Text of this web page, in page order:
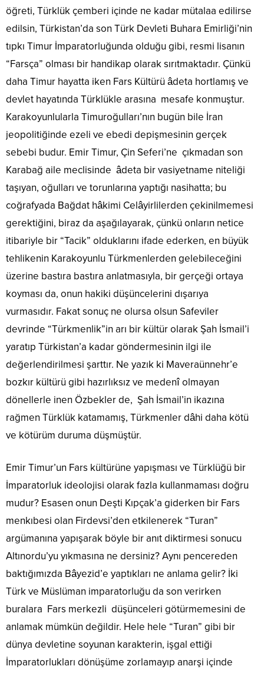
öğreti, Türklük çemberi içinde ne kadar mütalaa edilirse
edilsin, Türkistan’da son Türk Devleti Buhara Emirliği’nin
tıpkı Timur İmparatorluğunda olduğu gibi, resmi lisanın
“Farsça” olması bir handikap olarak sırıtmaktadır. Çünkü
daha Timur hayatta iken Fars Kültürü âdeta hortlamış ve
devlet hayatında Türklükle arasına mesafe konmuştur.
Karakoyunlularla Timuroğulları’nın bugün bile İran
jeopolitiğinde ezeli ve ebedi depişmesinin gerçek
sebebi budur. Emir Timur, Çin Seferi’ne çıkmadan son
Karabağ aile meclisinde âdeta bir vasiyetname niteliği
taşıyan, oğulları ve torunlarına yaptığı nasihatta; bu
coğrafyada Bağdat hâkimi Celâyirlilerden çekinilmemesi
gerektiğini, biraz da aşağılayarak, çünkü onların netice
itibariyle bir “Tacik” olduklarını ifade ederken, en büyük
tehlikenin Karakoyunlu Türkmenlerden gelebileceğini
üzerine bastıra bastıra anlatmasıyla, bir gerçeği ortaya
koyması da, onun hakiki düşüncelerini dışarıya
vurmasıdır. Fakat sonuç ne olursa olsun Safeviler
devrinde “Türkmenlik”in arı bir kültür olarak Şah İsmail’i
yaratıp Türkistan’a kadar göndermesinin ilgi ile
değerlendirilmesi şarttır. Ne yazık ki Maveraünnehr’e
bozkır kültürü gibi hazırlıksız ve medenî olmayan
dönellerle inen Özbekler de, Şah İsmail’in ikazına
rağmen Türklük katamamış, Türkmenler dâhi daha kötü
ve kötürüm duruma düşmüştür.
Emir Timur’un Fars kültürüne yapışması ve Türklüğü bir
İmparatorluk ideolojisi olarak fazla kullanmaması doğru
mudur? Esasen onun Deşti Kıpçak’a giderken bir Fars
menkıbesi olan Firdevsi’den etkilenerek “Turan”
argümanına yapışarak böyle bir anıt diktirmesi sonucu
Altınordu’yu yıkmasına ne dersiniz? Aynı pencereden
baktığımızda Bâyezid’e yaptıkları ne anlama gelir? İki
Türk ve Müslüman imparatorluğu da son verirken
buralara Fars merkezli düşünceleri götürmemesini de
anlamak mümkün değildir. Hele hele “Turan” gibi bir
dünya devletine soyunan karakterin, işgal ettiği
İmparatorlukları dönüşüme zorlamayıp anarşi içinde